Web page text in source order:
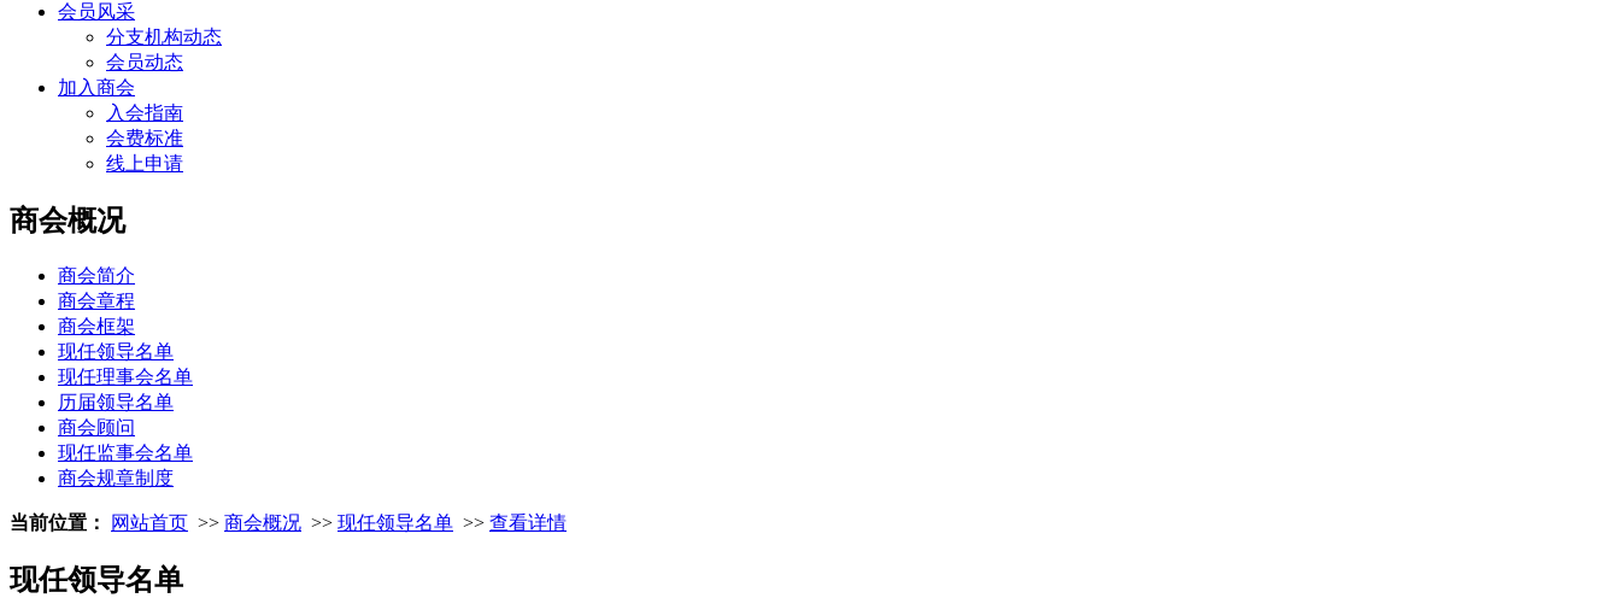
会员风采
分支机构动态
会员动态
加入商会
入会指南
会费标准
线上申请
商会概况
商会简介
商会章程
商会框架
现任领导名单
现任理事会名单
历届领导名单
商会顾问
现任监事会名单
商会规章制度
当前位置： 网站首页 >> 商会概况 >> 现任领导名单 >> 查看详情
现任领导名单